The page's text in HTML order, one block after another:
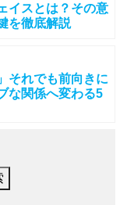
イスとは？その意
を徹底解説
それでも前向きに
な関係へ変わる5